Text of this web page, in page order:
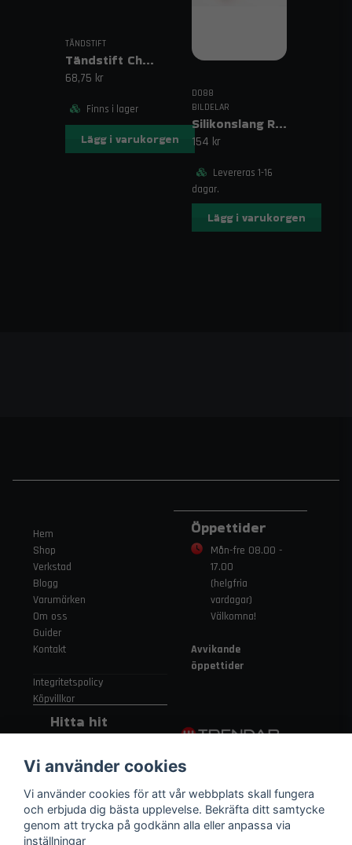
TÄNDSTIFT
Tändstift Champion RC9YCC
68,75 kr
Finns i lager
Lägg i varukorgen
DO88
BILDELAR
Silikonslang Röd 90° 1,25" (32mm)
154 kr
Levereras 1-16
dagar.
Lägg i varukorgen
Hem
Shop
Verkstad
Blogg
Varumärken
Om oss
Guider
Kontakt
Integritetspolicy
Köpvillkor
Öppettider
Mån-fre 08.00 -
17.00
(helgfria
vardagar)
Välkomna!
Avvikande
öppettider
Hitta hit
Strängnäsvägen
315 155 91
Nykvarn Sverige
Vi använder cookies
Vi använder cookies för att vår webbplats skall fungera
och erbjuda dig bästa upplevelse. Bekräfta ditt samtycke
genom att trycka på godkänn alla eller anpassa via
inställningar